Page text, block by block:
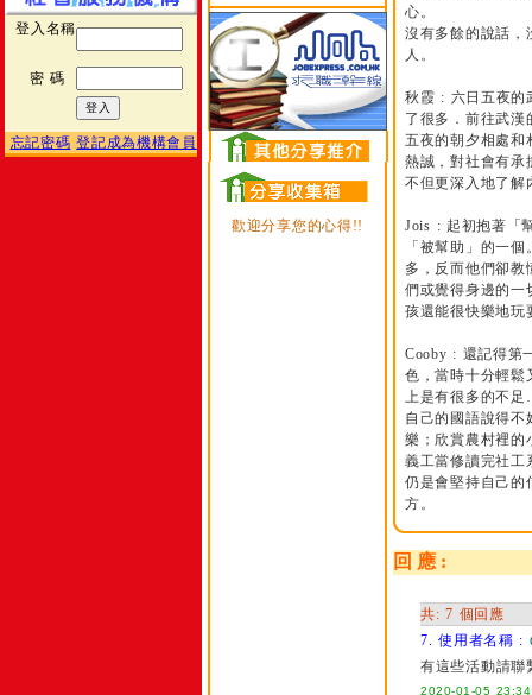
登入名稱
密 碼
忘記密碼 登記成為機構會員
歡迎分享您的心得!!
心。
沒有多餘的說話，
人。
秋霞 : 六日五夜的
了很多．前往武
五夜的朝夕相處和
熱誠，對社會有承
不但更深入地了解
Jois : 起初抱著「
「被幫助」的一
多，反而他們卻教
們或覺得身邊的
孩還能很快樂地玩
Cooby : 還記得第
色，當時十分輕鬆
上是有很多的不
自己的國語說得不
樂；欣賞農村裡的
義工當修讀完社工
仍是會堅持自己的
方。
回 應 :